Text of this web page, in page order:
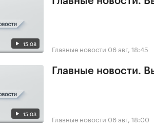
15:08 Главные новости 06 авг, 18:45
15:03
Главные новости.
Главные новости 06 авг, 18:00